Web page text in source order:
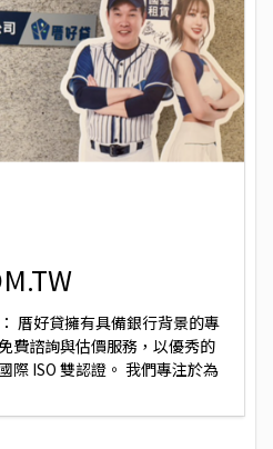
厝好貸擁有具備銀行背景的專
費諮詢與估價服務，以優秀的
際 ISO 雙認證。 我們專注於為